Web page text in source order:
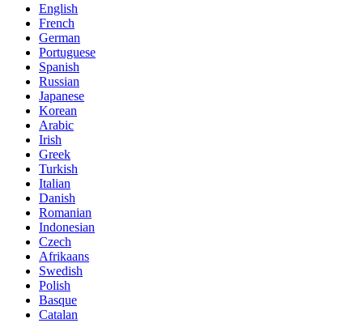
English
French
German
Portuguese
Spanish
Russian
Japanese
Korean
Arabic
Irish
Greek
Turkish
Italian
Danish
Romanian
Indonesian
Czech
Afrikaans
Swedish
Polish
Basque
Catalan